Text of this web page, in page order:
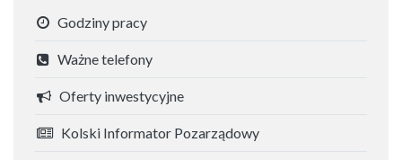
Godziny pracy
Ważne telefony
Oferty inwestycyjne
Kolski Informator Pozarządowy